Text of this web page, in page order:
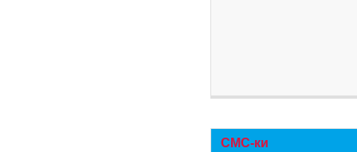
СМС-ки